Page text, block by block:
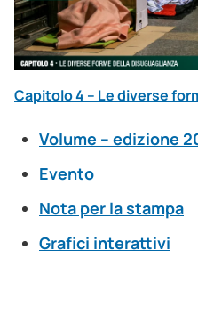
Capitolo 4 – Le diverse
Volume – edizione
Evento
Nota per la stampa
Grafici interattivi